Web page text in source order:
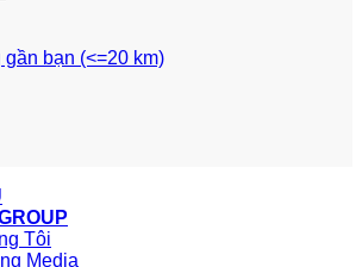
bạn (<=20 km)
Tôi
Media